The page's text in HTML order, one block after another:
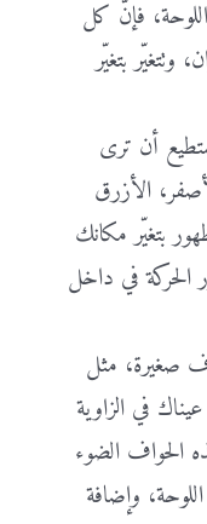
فإنّ كل
وتتغيّر بتغيّر
أن ترى
الأزرق
بتغيّر مكانك
الحركة في داخل
صغيرة، مثل
في الزاوية
الحواف الضوء
وإضافة